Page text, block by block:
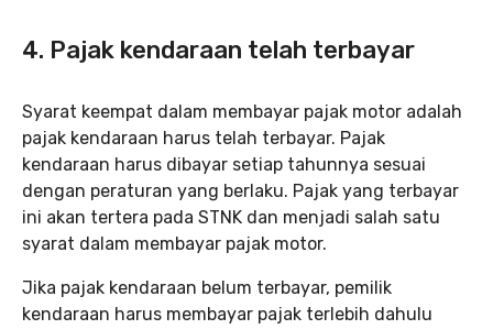
4. Pajak kendaraan telah terbayar
Syarat keempat dalam membayar pajak motor adalah
pajak kendaraan harus telah terbayar. Pajak
kendaraan harus dibayar setiap tahunnya sesuai
dengan peraturan yang berlaku. Pajak yang terbayar
ini akan tertera pada STNK dan menjadi salah satu
syarat dalam membayar pajak motor.
Jika pajak kendaraan belum terbayar, pemilik
kendaraan harus membayar pajak terlebih dahulu